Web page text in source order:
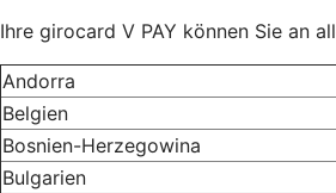
Ihre girocard V PAY können Sie an
Andorra
Belgien
Bosnien-Herzegowina
Bulgarien